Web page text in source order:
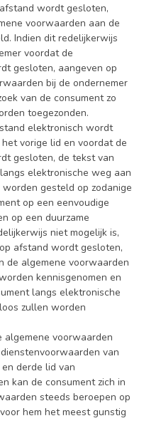
wordt gesloten,
voorwaarden aan de
Indien dit redelijkerwijs
voordat de
gesloten, aangeven op
bij de ondernemer
van de consument zo
toegezonden.
elektronisch wordt
vorige lid en voordat de
gesloten, de tekst van
elektronische weg aan
gesteld op zodanige
op een eenvoudige
op een duurzame
niet mogelijk is,
afstand wordt gesloten,
de algemene voorwaarden
kennisgenomen en
langs elektronische
zullen worden
voorwaarden
van
derde lid van
kan de consument zich in
steeds beroepen op
hem het meest gunstig